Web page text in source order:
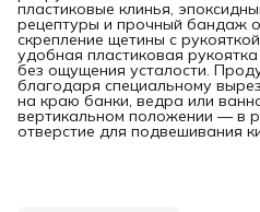
пластиковые клинья,
рецептуры и прочный бандаж
скрепление щетины с
удобная пластиковая
без ощущения усталости.
благодаря специальному
на краю банки, ведра или
вертикальном положении — в
отверстие для подвешивания